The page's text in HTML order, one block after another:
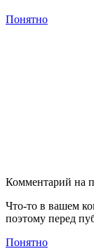
Понятно
Комментарий на
Что-то в вашем
поэтому перед
Понятно